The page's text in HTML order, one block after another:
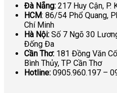
Đà Nẵng: 217 Huy Cận, P.
HCM: 86/54 Phổ Quang,
Chí Minh
Hà Nội: Số 7 Ngõ 30
Đống Đa
Cần Thơ: 181 Đồng Văn
Bình Thủy, TP Cần Thơ
Hotline: 0905.960.197 –